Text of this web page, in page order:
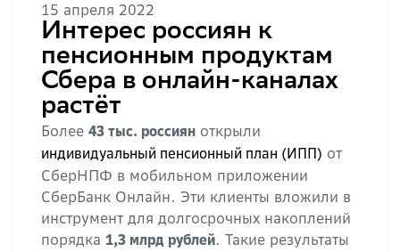
15 апреля 2022
Интерес россиян к
пенсионным продуктам
Сбера в онлайн-каналах
растёт
Более 43 тыс. россиян открыли
индивидуальный пенсионный план (ИПП) от
СберНПФ в мобильном приложении
СберБанк Онлайн. Эти клиенты вложили в
инструмент для долгосрочных накоплений
порядка 1,3 млрд рублей. Такие результаты